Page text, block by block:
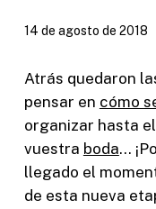
14 de agosto de 2018
Atrás quedaron
pensar en cómo
organizar hasta
vuestra boda…
llegado el
de esta nueva